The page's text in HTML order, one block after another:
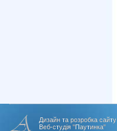
Дизайн та розробка сайту
Веб-студія "Паутинка"